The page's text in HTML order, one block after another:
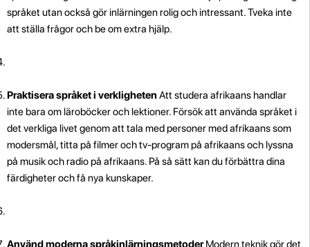
språket utan också gör inlärningen rolig och intressant. Tveka inte
att ställa frågor och be om extra hjälp.
Praktisera språket i verkligheten Att studera afrikaans handlar
inte bara om läroböcker och lektioner. Försök att använda språket i
det verkliga livet genom att tala med personer med afrikaans som
modersmål, titta på filmer och tv-program på afrikaans och lyssna
på musik och radio på afrikaans. På så sätt kan du förbättra dina
färdigheter och få nya kunskaper.
Använd moderna språkinlärningsmetoderModern teknik gör det